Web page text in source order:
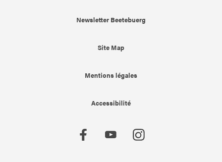
Newsletter Beetebuerg
Site Map
Mentions légales
Accessibilité